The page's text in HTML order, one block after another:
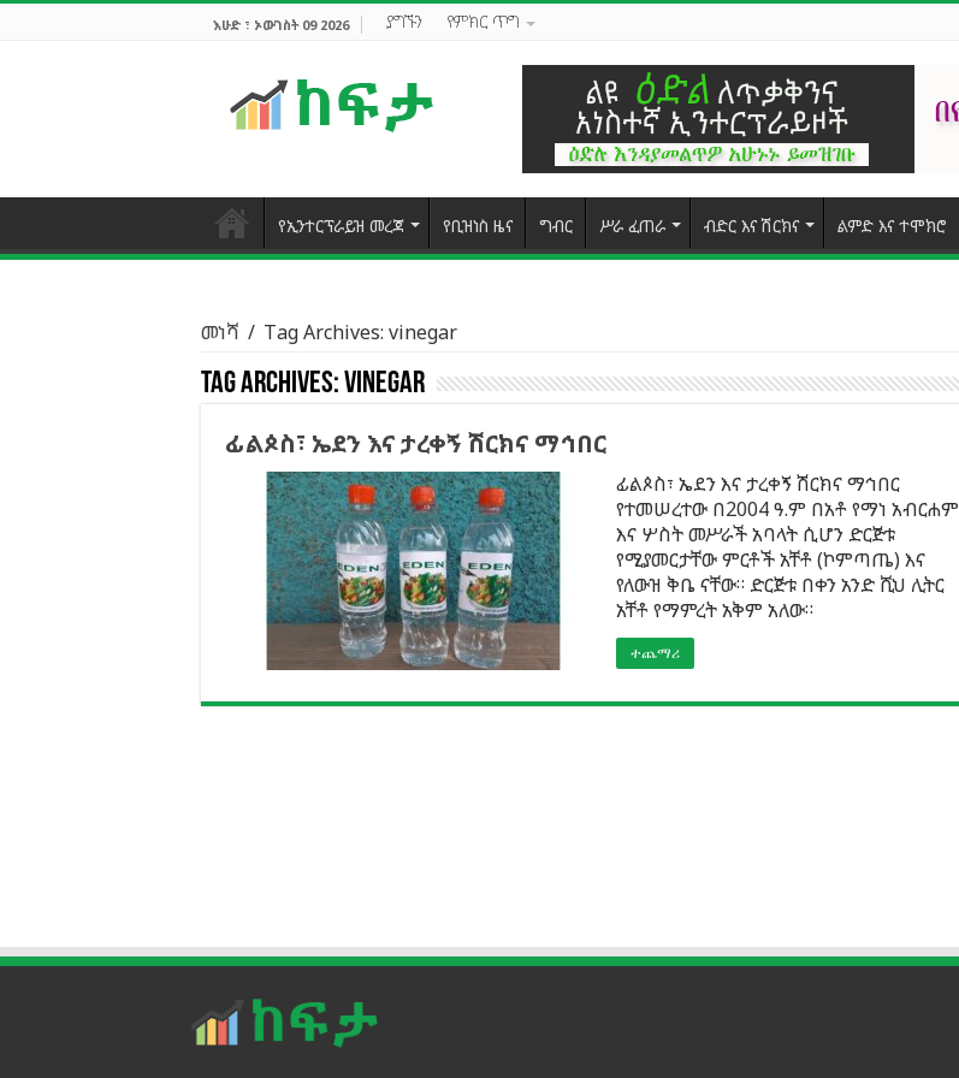
እሁድ ፣ ኦውገስት 09 2026 ያግኙን የምክር ጥግ
የኢንተርፕራይዝ መረጃ የቢዝነስ ዜና ግብር ሥራ ፈጠራ ብድር እና ሽርክና ልምድ እና ተሞክሮ
መነሻ / Tag Archives: vinegar
Tag Archives:vinegar
ፊልጶስ፣ ኤደን እና ታረቀኝ ሽርክና ማኅበር
ፊልጶስ፣ ኤደን እና ታረቀኝ ሽርክና ማኅበር
የተመሠረተው በ2004 ዓ.ም በአቶ የማነ አብርሐም
እና ሦስት መሥራች አባላት ሲሆን ድርጅቱ
የሚያመርታቸው ምርቶች አቸቶ (ኮምጣጤ) እና
የለውዝ ቅቤ ናቸው። ድርጅቱ በቀን አንድ ሺህ ሊትር
አቸቶ የማምረት አቅም አለው።
ተጨማሪ